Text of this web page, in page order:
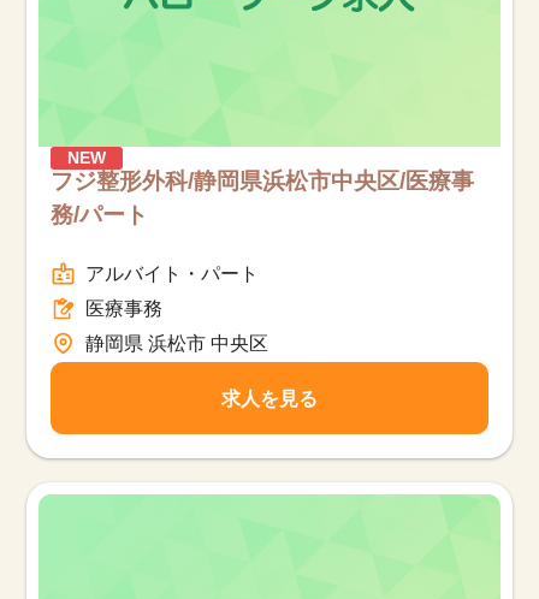
NEW
フジ整形外科/静岡県浜松市中央区/医療事
務/パート
アルバイト・パート
医療事務
静岡県 浜松市 中央区
求人を見る